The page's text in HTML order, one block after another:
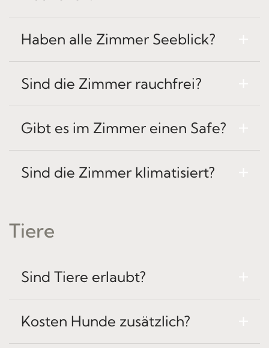
Haben alle Zimmer Seeblick?
Sind die Zimmer rauchfrei?
Gibt es im Zimmer einen Safe?
Sind die Zimmer klimatisiert?
Tiere
Sind Tiere erlaubt?
Kosten Hunde zusätzlich?